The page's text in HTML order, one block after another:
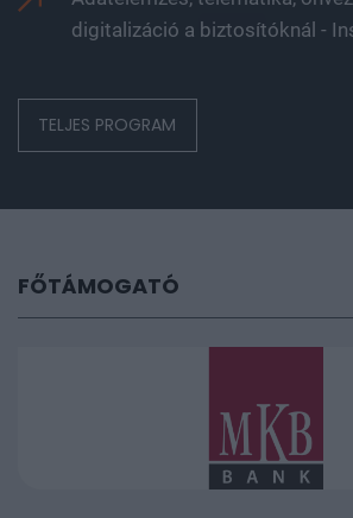
digitalizáció a biztosítóknál -